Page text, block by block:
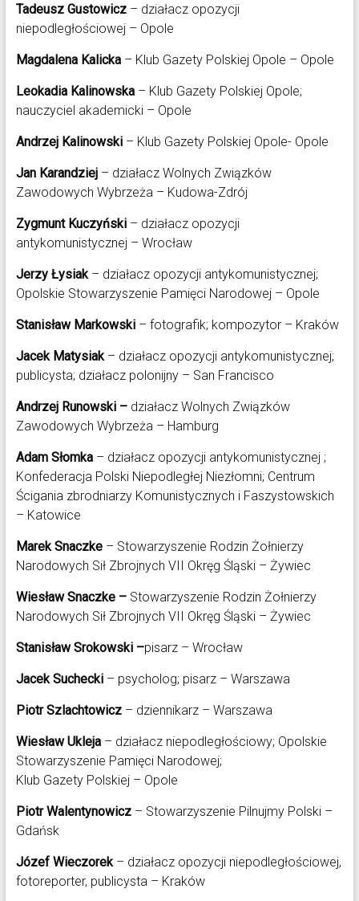
Tadeusz Gustowicz– działacz opozycji
niepodległościowej – Opole
Magdalena Kalicka– Klub Gazety Polskiej Opole – Opole
Leokadia Kalinowska– Klub Gazety Polskiej Opole;
nauczyciel akademicki – Opole
Andrzej Kalinowski– Klub Gazety Polskiej Opole- Opole
Jan Karandziej– działacz Wolnych Związków
Zawodowych Wybrzeża – Kudowa-Zdrój
Zygmunt Kuczyński– działacz opozycji
antykomunistycznej – Wrocław
Jerzy Łysiak– działacz opozycji antykomunistycznej;
Opolskie Stowarzyszenie Pamięci Narodowej – Opole
Stanisław Markowski– fotografik; kompozytor – Kraków
Jacek Matysiak– działacz opozycji antykomunistycznej;
publicysta; działacz polonijny – San Francisco
Andrzej Runowski –działacz Wolnych Związków
Zawodowych Wybrzeża – Hamburg
Adam Słomka– działacz opozycji antykomunistycznej ;
Konfederacja Polski Niepodległej Niezłomni; Centrum
Ścigania zbrodniarzy Komunistycznych i Faszystowskich
– Katowice
Marek Snaczke– Stowarzyszenie Rodzin Żołnierzy
Narodowych Sił Zbrojnych VII Okręg Śląski – Żywiec
Wiesław Snaczke –Stowarzyszenie Rodzin Żołnierzy
Narodowych Sił Zbrojnych VII Okręg Śląski – Żywiec
Stanisław Srokowski –pisarz – Wrocław
Jacek Suchecki– psycholog; pisarz – Warszawa
Piotr Szlachtowicz– dziennikarz – Warszawa
Wiesław Ukleja– działacz niepodległościowy; Opolskie
Stowarzyszenie Pamięci Narodowej;
Klub Gazety Polskiej – Opole
Piotr Walentynowicz– Stowarzyszenie Pilnujmy Polski –
Gdańsk
Józef Wieczorek– działacz opozycji niepodległościowej,
fotoreporter, publicysta – Kraków